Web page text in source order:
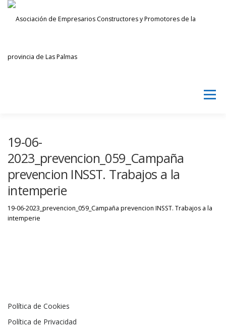
Saltar
Menú
INICIAR SESIÓN
19-06-
2023_prevencion_059_Campaña
prevencion INSST. Trabajos a la
intemperie
19-06-2023_prevencion_059_Campaña prevencion INSST. Trabajos a la
intemperie
Política de Cookies
Política de Privacidad